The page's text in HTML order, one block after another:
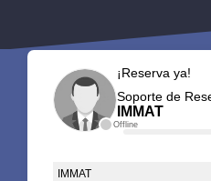
Offline
¡Reserva ya!
Soporte de
IMMAT
IMMAT